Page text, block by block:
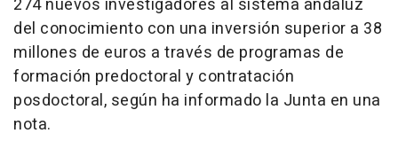
274 nuevos investigadores al sistema andaluz
del conocimiento con una inversión superior a 38
millones de euros a través de programas de
formación predoctoral y contratación
posdoctoral, según ha informado la Junta en una
nota.